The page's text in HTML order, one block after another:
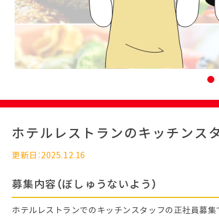
ホテルレストランのキッチンス
更新日：2025.12.16
募集内容（ぼしゅうないよう）
ホテルレストランでのキッチンスタッフの正社員募